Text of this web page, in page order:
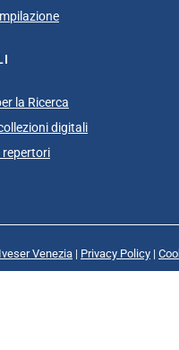
la Ricerca
digitali
repertori
Iveser Venezia | Privacy Policy |